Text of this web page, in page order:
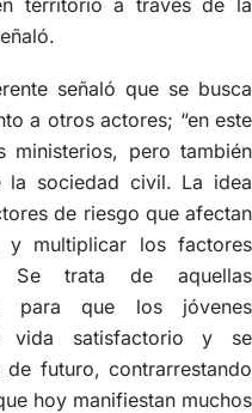
territorio a través de la
señaló que se busca
a otros actores; “en este
ministerios, pero también
la sociedad civil. La idea
de riesgo que afectan
multiplicar los factores
Se trata de aquellas
para que los jóvenes
vida satisfactorio y se
futuro, contrarrestando
hoy manifiestan muchos